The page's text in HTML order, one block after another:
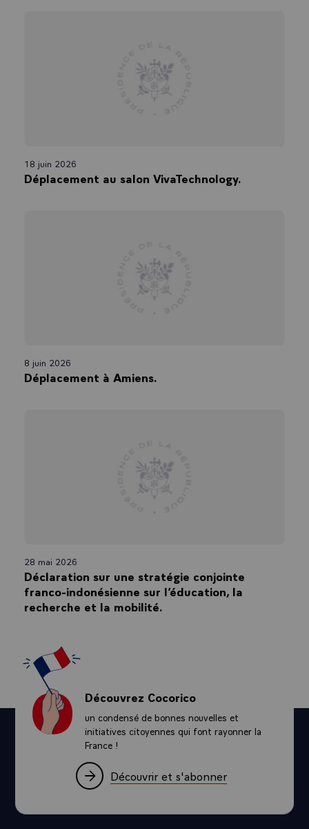
18 juin 2026
Déplacement au salon VivaTechnology.
8 juin 2026
Déplacement à Amiens.
28 mai 2026
Déclaration sur une stratégie conjointe
franco-indonésienne sur l’éducation, la
recherche et la mobilité.
Découvrez Cocorico
un condensé de bonnes nouvelles et
initiatives citoyennes qui font rayonner la
France !
Découvrir et s'abonner